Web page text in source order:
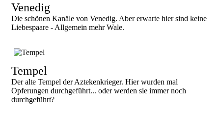
Venedig
Die schönen Kanäle von Venedig. Aber erwarte hier sind keine
Liebespaare - Allgemein mehr Wale.
Tempel
Der alte Tempel der Aztekenkrieger. Hier wurden mal
Opferungen durchgeführt... oder werden sie immer noch
durchgeführt?